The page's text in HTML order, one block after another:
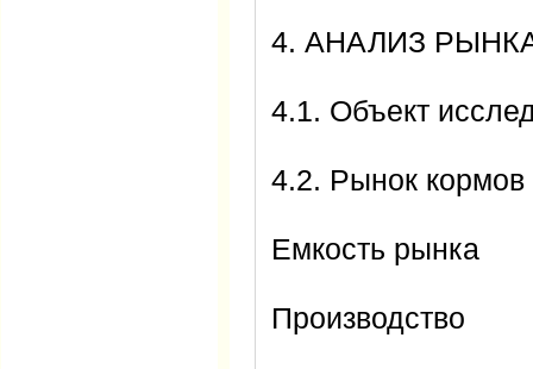
4. АНАЛИЗ
4.1. Объект
4.2. Рынок
Емкость рынка
Производство